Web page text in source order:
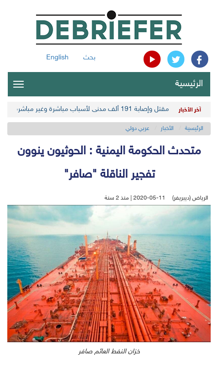
بحث English
الرئيسية
آخر الأخبار مقتل وإصابة 191 ألف مدني لأسباب مباشرة وغير مباشرة في أحدث حصيلة حوثية
الرئيسية الأخبار عربي دولي
متحدث الحكومة اليمنية : الحوثيون ينوون
تفجير الناقلة "صافر"
الرياض (ديبريفر) 2020-05-11 | منذ 2 سنة
خزان النفط العائم صافر